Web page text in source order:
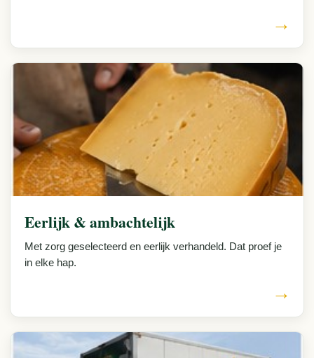
→
Eerlijk & ambachtelijk
Met zorg geselecteerd en eerlijk verhandeld. Dat proef je
in elke hap.
→